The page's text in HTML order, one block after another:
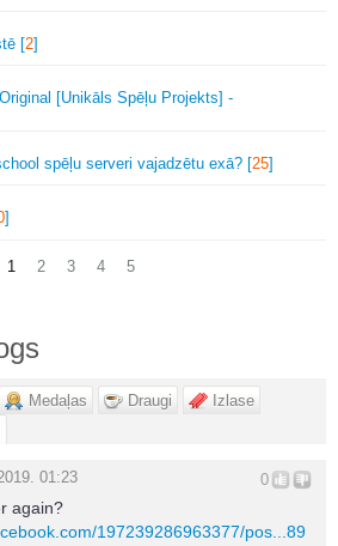
[2]
[Unikāls Spēļu Projekts] -
spēļu serveri vajadzētu exā? [25]
]
1 2 3 4 5
Medaļas Draugi
Izlase
0
01:23
again?
197239286963377/pos...89